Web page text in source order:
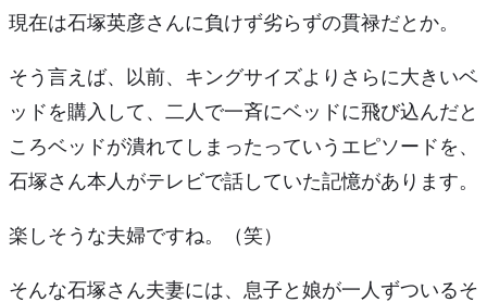
現在は石塚英彦さんに負けず劣らずの貫禄だとか。
そう言えば、以前、キングサイズよりさらに大きいベ
ッドを購入して、二人で一斉にベッドに飛び込んだと
ころベッドが潰れてしまった っていうエピソードを、
石塚さん本人がテレビで話していた記憶があります。
楽しそうな夫婦ですね。（笑）
そんな石塚さん夫妻には、 息子と娘が一人ずついるそ